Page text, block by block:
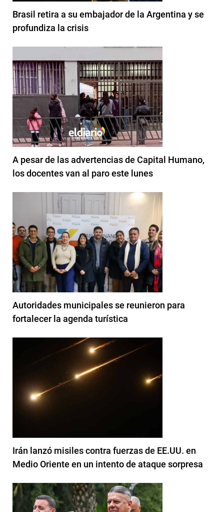
Brasil retira a su embajador de la Argentina y se
profundiza la crisis
A pesar de las advertencias de Capital Humano,
los docentes van al paro este lunes
Autoridades municipales se reunieron para
fortalecer la agenda turística
Irán lanzó misiles contra fuerzas de EE.UU. en
Medio Oriente en un intento de ataque sorpresa